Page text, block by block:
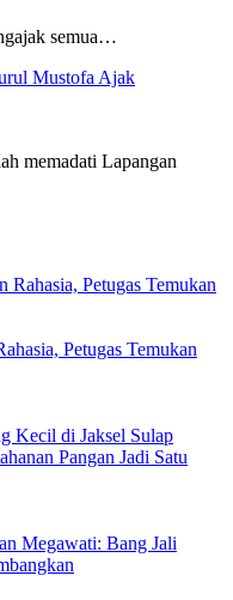
semua…
Mustofa Ajak
memadati Lapangan
Petugas Temukan
Kecil di Jaksel Sulap
Pangan Jadi Satu
Megawati: Bang Jali